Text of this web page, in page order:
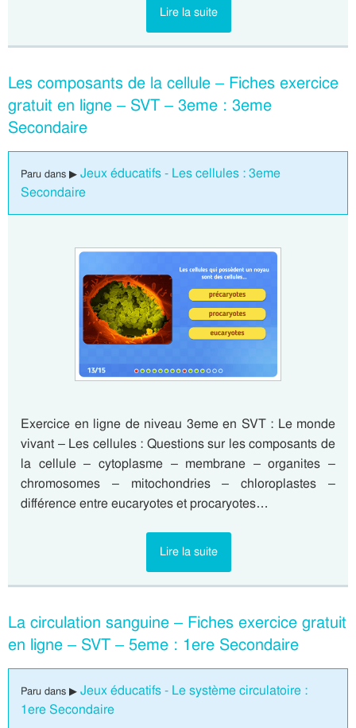
Lire la suite
Les composants de la cellule – Fiches exercice
gratuit en ligne – SVT – 3eme : 3eme
Secondaire
Paru dans ▶ Jeux éducatifs - Les cellules : 3eme
Secondaire
Exercice en ligne de niveau 3eme en SVT : Le monde
vivant – Les cellules : Questions sur les composants de
la cellule – cytoplasme – membrane – organites –
chromosomes – mitochondries – chloroplastes –
différence entre eucaryotes et procaryotes…
Lire la suite
La circulation sanguine – Fiches exercice gratuit
en ligne – SVT – 5eme : 1ere Secondaire
Paru dans ▶ Jeux éducatifs - Le système circulatoire :
1ere Secondaire